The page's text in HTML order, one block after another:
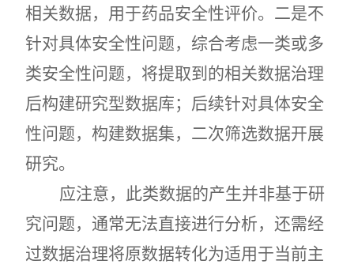
相关数据，用于药品安全性评价。二是不
针对具体安全性问题，综合考虑一类或多
类安全性问题，将提取到的相关数据治理
后构建研究型数据库；后续针对具体安全
性问题，构建数据集，二次筛选数据开展
研究。
应注意，此类数据的产生并非基于研
究问题，通常无法直接进行分析，还需经
过数据治理将原数据转化为适用于当前主